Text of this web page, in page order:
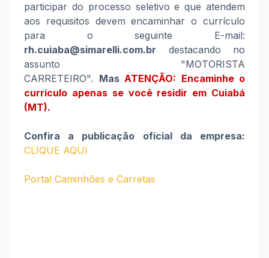
participar do processo seletivo e que atendem
aos requisitos devem encaminhar o currículo
para o seguinte E-mail:
rh.cuiaba@simarelli.com.br destacando no
assunto "MOTORISTA
CARRETEIRO". Mas ATENÇÃO: Encaminhe o
currículo apenas se você residir em Cuiabá
(MT).
Confira a publicação oficial da empresa:
CLIQUE AQUI
Portal Caminhões e Carretas